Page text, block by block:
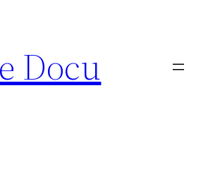
Docu